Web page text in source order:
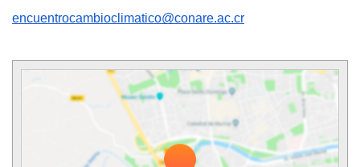
encuentrocambioclimatico@conare.ac.cr